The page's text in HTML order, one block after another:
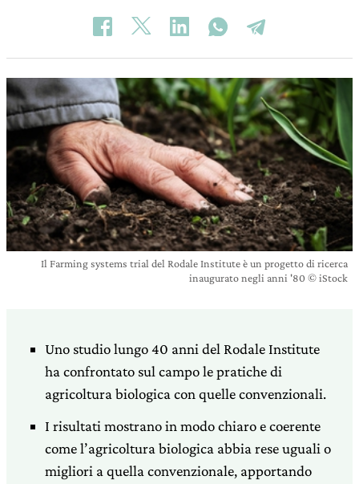
Il Farming systems trial del Rodale Institute è un progetto di ricerca
inaugurato negli anni '80 © iStock
Uno studio lungo 40 anni del Rodale Institute
ha confrontato sul campo le pratiche di
agricoltura biologica con quelle convenzionali.
I risultati mostrano in modo chiaro e coerente
come l’agricoltura biologica abbia rese uguali o
migliori a quella convenzionale, apportando